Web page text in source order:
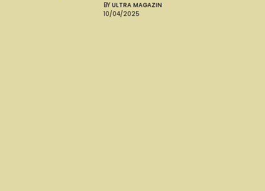
BY ULTRA MAGAZIN
10/04/2025